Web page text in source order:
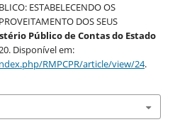
ESTABELECENDO OS
DOS SEUS
Público de Contas do Estado
Disponível em:
RMPCPR/article/view/24.